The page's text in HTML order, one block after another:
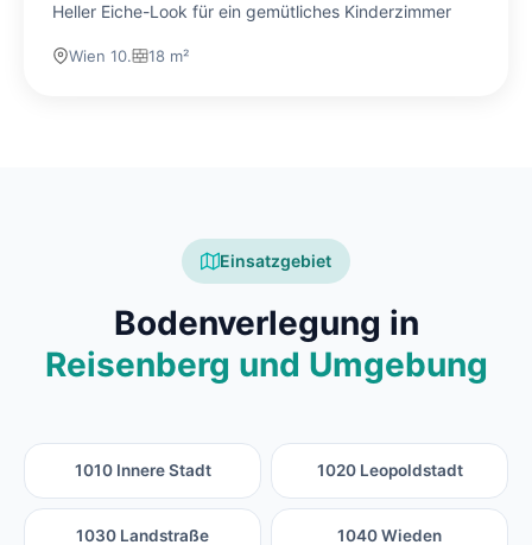
Heller Eiche-Look für ein gemütliches Kinderzimmer
Wien 10. 18 m²
Einsatzgebiet
Bodenverlegung in
Reisenberg und Umgebung
1010 Innere Stadt 1020 Leopoldstadt
1030 Landstraße 1040 Wieden